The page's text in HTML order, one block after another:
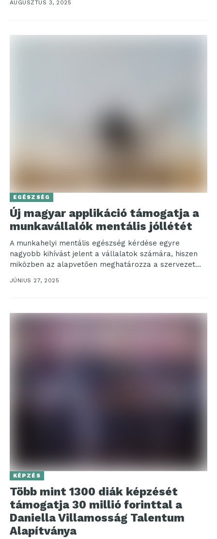
AUGUSZTUS 3, 2025
EGÉSZSÉG
Új magyar applikáció támogatja a
munkavállalók mentális jóllétét
A munkahelyi mentális egészség kérdése egyre
nagyobb kihívást jelent a vállalatok számára, hiszen
miközben az alapvetően meghatározza a szervezet
teljesítményét, a munkaerőpiacon mind...
JÚNIUS 27, 2025
KÉPZÉS
Több mint 1300 diák képzését
támogatja 30 millió forinttal a
Daniella Villamosság Talentum
Alapítványa